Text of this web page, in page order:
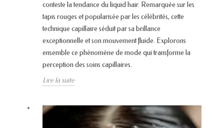
conteste la tendance du liquid hair. Remarquée sur les
tapis rouges et popularisée par les célébrités, cette
technique capillaire séduit par sa brillance
exceptionnelle et son mouvement fluide. Explorons
ensemble ce phénomène de mode qui transforme la
perception des soins capillaires.
Lire la suite